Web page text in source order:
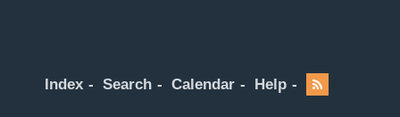
Index Search Calendar Help